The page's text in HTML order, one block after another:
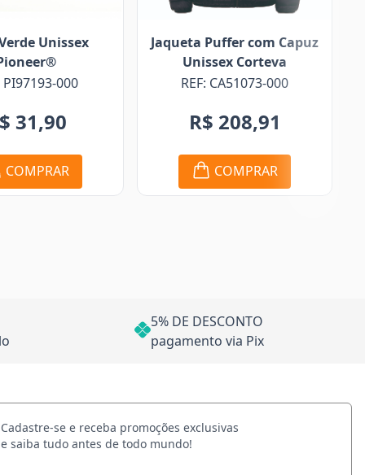
Unissex
PI97193-000
31,90
COMPRAR
Jaqueta Puffer com Capuz
Unissex Corteva
REF: CA51073-000
R$ 208,91
COMPRAR
5% DE DESCONTO
pagamento via Pix
Cadastre-se e receba promoções exclusivas
e saiba tudo antes de todo mundo!